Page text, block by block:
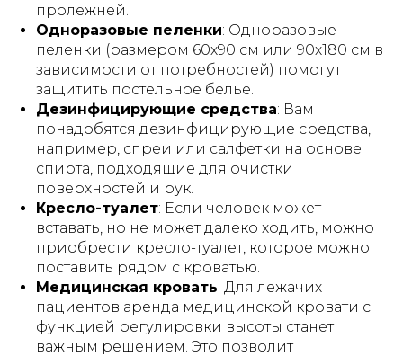
пролежней.
Одноразовые пеленки: Одноразовые
пеленки (размером 60х90 см или 90х180 см в
зависимости от потребностей) помогут
защитить постельное белье.
Дезинфицирующие средства: Вам
понадобятся дезинфицирующие средства,
например, спреи или салфетки на основе
спирта, подходящие для очистки
поверхностей и рук.
Кресло-туалет: Если человек может
вставать, но не может далеко ходить, можно
приобрести кресло-туалет, которое можно
поставить рядом с кроватью.
Медицинская кровать: Для лежачих
пациентов аренда медицинской кровати с
функцией регулировки высоты станет
важным решением. Это позволит